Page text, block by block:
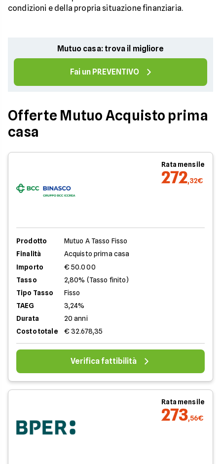
condizioni e della propria situazione finanziaria.
Mutuo casa: trova il migliore
Fai un PREVENTIVO
Offerte Mutuo Acquisto prima
casa
Rata mensile
272,32€
Prodotto
Mutuo A Tasso Fisso
Finalità
Acquisto prima casa
Importo
€ 50.000
Tasso
2,80% (Tasso finito)
Tipo Tasso
Fisso
TAEG
3,24%
Durata
20 anni
Costo totale
€ 32.678,35
Verifica fattibilità
Rata mensile
273,56€